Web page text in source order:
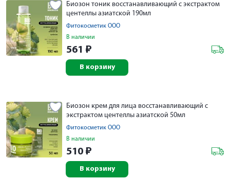
Биозон тоник восстанавливающий с экстрактом
центеллы азиатской 190мл
Фитокосметик ООО
В наличии
561 ₽
В корзину
Биозон крем для лица восстанавливающий с
экстрактом центеллы азиатской 50мл
Фитокосметик ООО
В наличии
510 ₽
В корзину